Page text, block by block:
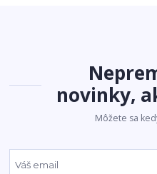
novinky,
Môžete sa